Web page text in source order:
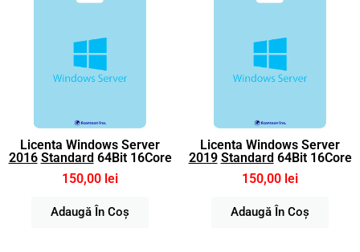
Licenta Windows Server
2016 Standard 64Bit 16Core
150,00 lei
Adaugă În Coș
Licenta Windows Server
2019 Standard 64Bit 16Core
150,00 lei
Adaugă În Coș